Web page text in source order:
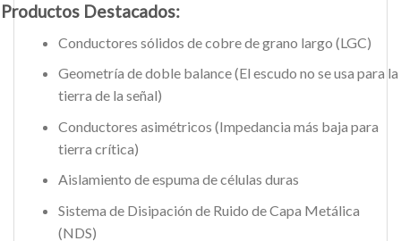
Productos Destacados:
Conductores sólidos de cobre de grano largo (LGC)
Geometría de doble balance (El escudo no se usa para la
tierra de la señal)
Conductores asimétricos (Impedancia más baja para
tierra crítica)
Aislamiento de espuma de células duras
Sistema de Disipación de Ruido de Capa Metálica
(NDS)